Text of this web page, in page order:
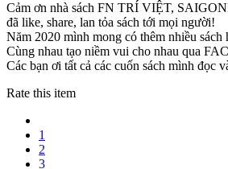
Cảm ơn nhà sách FN TRÍ VIỆT,
đã like, share, lan tỏa sách tới mọi người!
Năm 2020 mình mong có thêm nhiều sách
Cùng nhau tạo niềm vui cho nhau qua
Các bạn ơi tất cả các cuốn sách mình đọc
Rate this item
1
2
3